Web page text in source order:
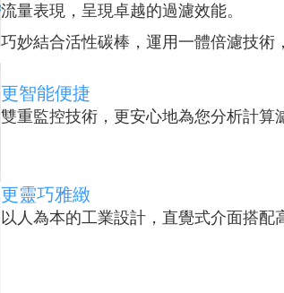
流量表現，呈現卓越的過濾效能。
巧妙結合活性碳棒，運用一體倍濾技術
更智能便捷
雙重監控技術，更安心地為您分析計算
更靈巧雅緻
以人為本的工業設計，直覺式介面搭配